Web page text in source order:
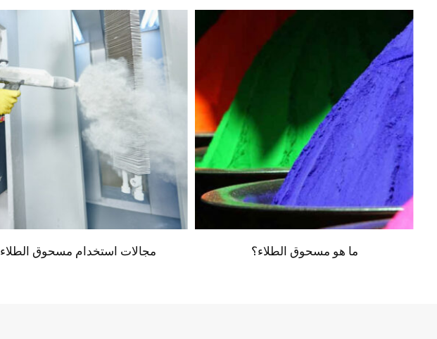
مجالات استخدام مسحوق الطلاء ما هو مسحوق الطلاء؟